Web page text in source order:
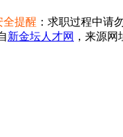
全提醒 ：求职过程中请
新金坛人才网 ，来源网